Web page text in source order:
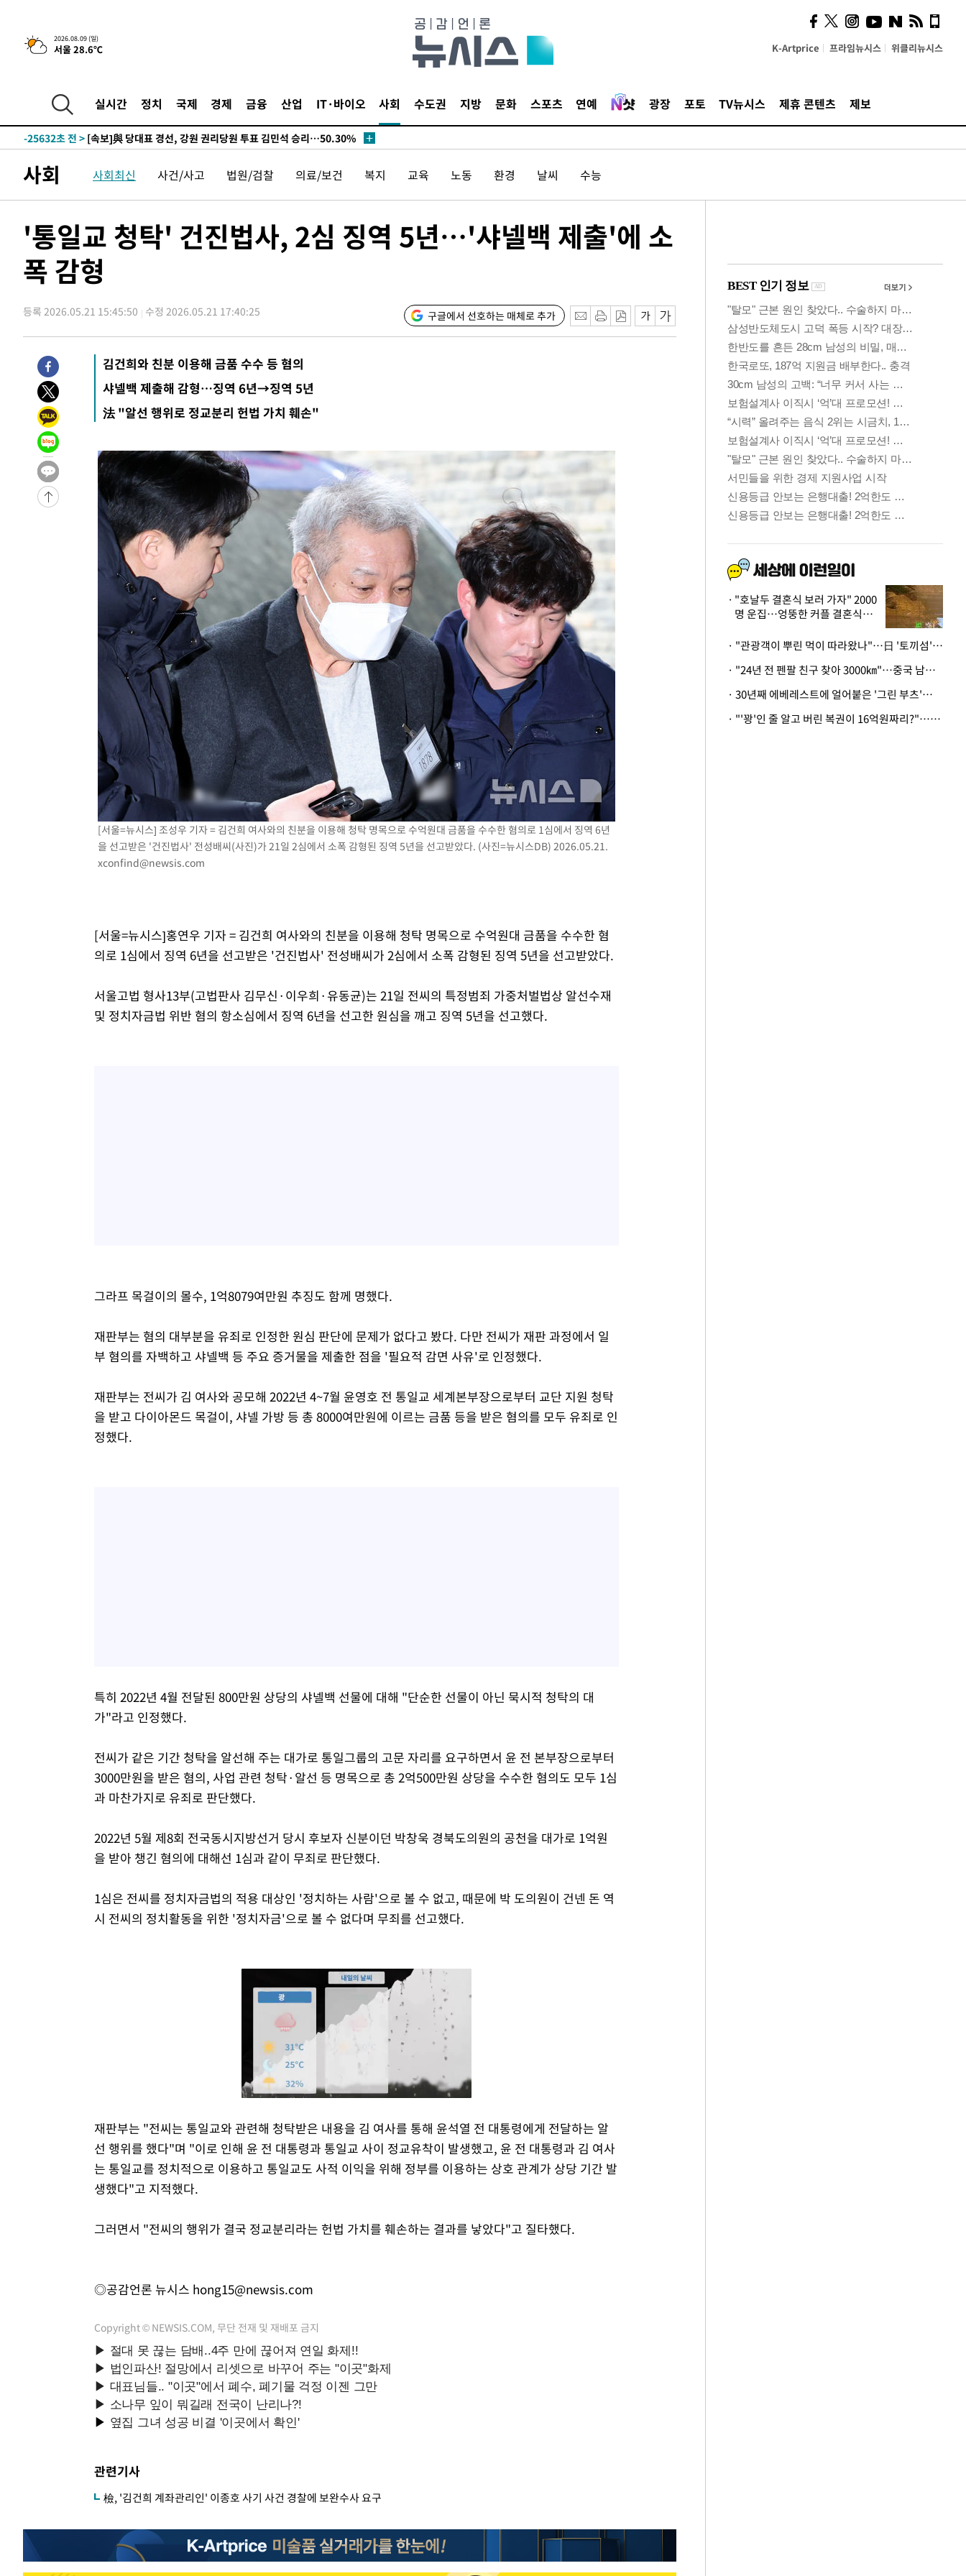
2026.08.09 (일)
서울 28.6℃ K-Artprice 프라임뉴시스 위클리뉴시스
실시간 정치 국제 경제 금융 산업 IT·바이오 사회 수도권 지방 문화 스포츠 연예 광장 포토 TV뉴시스 제휴 콘텐츠 제보
-26952초 전 >[속보]與 강원·TK 당원투표 합산 김민석 48.54%로 승리…정청래
44.40%
-26286초 전 >與 강원·TK 당원투표 합산 김민석 46.01%로 승리…정청래
-25933초 전 >
[속보]與 당대표 경선, 경북 권리당원 투표 김민석 47.37%·정청래
45.71%
-25835초 전 >
46.35%
-25632초 전 > [속보]與 당대표 경선, 강원 권리당원 투표 김민석 승리…50.30%
-16192초 전 >
[속보]장은수, KLPGA 제주삼다수 역전 우승…데뷔 10년 차에 첫
-11557초 전 >"얼마나 더웠으면"…안동 물길공원서 헤엄친 구렁이 '소동'
-10756초 전 > '2경기 연속 침묵' 손흥민, 톨루카전 68분만 뛰고 슈팅 0개
-9508초 전 > 이강인, 오늘 서울서 AT마드리드 입단식…'전례 없는 특급대우'
1시간 전 >'여긴 20도, 저긴 50도'…열화상 카메라로 본 폭염 저감시설 '온도차'
2시간 전 >튀르키예 외무장관, "메카 3국 방위협정은 이란이 목표 아냐 " 밝혀
3시간 전 >이군이 불법 군시설 건설한 레바논 남부에서 레바논군 3명 폭발로 부상
4시간 전 >
[속보]美중부 사령관, 이스라엘 긴급방문 다중화된 전선 상황 논의
-32000초 전 >
이강인 ATM 입단식에 '상암벌 들썩'…"세계적인 선수 되길"
-30996초 전 >
-28342초 전 >
AT마드리드 데뷔 앞둔 이강인, 맨시티전 선발 대신 '벤치 시작'
-26972초 전 >
44.40%
-26306초 전 >
與 강원·TK 당원투표 합산 김민석 46.01%로 승리…정청래
44.53%
-26146초 전 >
[속보]與전대 권리당원투표…강원·경북 김민석, 대구 정청래 승리
-25953초 전 >
[속보]與 당대표 경선, 경북 권리당원 투표 김민석 47.37%·정청래
[속보]與 당대표 경선, 대구 권리당원 투표 정청래 47.82%·김민석
[속보]與 당대표 경선, 강원 권리당원 투표 김민석 승리…50.30%
"일본축구협회, 대한축구협회 성 접대 의혹 심판 조사"
[속보]장은수, KLPGA 제주삼다수 역전 우승…데뷔 10년 차에 첫
"얼마나 더웠으면"…안동 물길공원서 헤엄친 구렁이 '소동'
손흥민, 68분 뛰고 2경기 침묵…LAFC, 톨루카에 1-0 승리(종합)
'2경기 연속 침묵' 손흥민, 톨루카전 68분만 뛰고 슈팅 0개
이강인, 오늘 서울서 AT마드리드 입단식…'전례 없는 특급대우'
'여긴 20도, 저긴 50도'…열화상 카메라로 본 폭염 저감시설 '온도차'
콜롬비아 신임 우파 대통령 취임 하루만에 차량폭탄 폭발 사건
튀르키예 외무장관, "메카 3국 방위협정은 이란이 목표 아냐 " 밝혀
이군이 불법 군시설 건설한 레바논 남부에서 레바논군 3명 폭발로 부상
[속보]美중부 사령관, 이스라엘 긴급방문 다중화된 전선 상황 논의
사회 사회최신 사건/사고 법원/검찰 의료/보건 복지 교육 노동 환경 날씨 수능
'통일교 청탁' 건진법사, 2심 징역 5년…'샤넬백 제출'에 소
폭 감형
등록 2026.05.21 15:45:50 수정 2026.05.21 17:40:25 구글에서 선호하는 매체로 추가
김건희와 친분 이용해 금품 수수 등 혐의
샤넬백 제출해 감형…징역 6년→징역 5년
法 "알선 행위로 정교분리 헌법 가치 훼손"
[서울=뉴시스] 조성우 기자 = 김건희 여사와의 친분을 이용해 청탁 명목으로 수억원대 금품을 수수한 혐의로 1심에서 징역 6년
을 선고받은 '건진법사' 전성배씨(사진)가 21일 2심에서 소폭 감형된 징역 5년을 선고받았다. (사진=뉴시스DB) 2026.05.21.
xconfind@newsis.com
[서울=뉴시스]홍연우 기자 = 김건희 여사와의 친분을 이용해 청탁 명목으로 수억원대 금품을 수수한 혐
의로 1심에서 징역 6년을 선고받은 '건진법사' 전성배씨가 2심에서 소폭 감형된 징역 5년을 선고받았다.
서울고법 형사13부(고법판사 김무신·이우희·유동균)는 21일 전씨의 특정범죄 가중처벌법상 알선수재
및 정치자금법 위반 혐의 항소심에서 징역 6년을 선고한 원심을 깨고 징역 5년을 선고했다.
그라프 목걸이의 몰수, 1억8079여만원 추징도 함께 명했다.
재판부는 혐의 대부분을 유죄로 인정한 원심 판단에 문제가 없다고 봤다. 다만 전씨가 재판 과정에서 일
부 혐의를 자백하고 샤넬백 등 주요 증거물을 제출한 점을 '필요적 감면 사유'로 인정했다.
재판부는 전씨가 김 여사와 공모해 2022년 4~7월 윤영호 전 통일교 세계본부장으로부터 교단 지원 청탁
을 받고 다이아몬드 목걸이, 샤넬 가방 등 총 8000여만원에 이르는 금품 등을 받은 혐의를 모두 유죄로 인
정했다.
특히 2022년 4월 전달된 800만원 상당의 샤넬백 선물에 대해 "단순한 선물이 아닌 묵시적 청탁의 대
가"라고 인정했다.
전씨가 같은 기간 청탁을 알선해 주는 대가로 통일그룹의 고문 자리를 요구하면서 윤 전 본부장으로부터
3000만원을 받은 혐의, 사업 관련 청탁·알선 등 명목으로 총 2억500만원 상당을 수수한 혐의도 모두 1심
과 마찬가지로 유죄로 판단했다.
2022년 5월 제8회 전국동시지방선거 당시 후보자 신분이던 박창욱 경북도의원의 공천을 대가로 1억원
을 받아 챙긴 혐의에 대해선 1심과 같이 무죄로 판단했다.
1심은 전씨를 정치자금법의 적용 대상인 '정치하는 사람'으로 볼 수 없고, 때문에 박 도의원이 건넨 돈 역
시 전씨의 정치활동을 위한 '정치자금'으로 볼 수 없다며 무죄를 선고했다.
Mute
재판부는 "전씨는 통일교와 관련해 청탁받은 내용을 김 여사를 통해 윤석열 전 대통령에게 전달하는 알
선 행위를 했다"며 "이로 인해 윤 전 대통령과 통일교 사이 정교유착이 발생했고, 윤 전 대통령과 김 여사
는 통일교를 정치적으로 이용하고 통일교도 사적 이익을 위해 정부를 이용하는 상호 관계가 상당 기간 발
생했다"고 지적했다.
그러면서 "전씨의 행위가 결국 정교분리라는 헌법 가치를 훼손하는 결과를 낳았다"고 질타했다.
◎공감언론 뉴시스 hong15@newsis.com
Copyright © NEWSIS.COM, 무단 전재 및 재배포 금지
관련기사
檢, '김건희 계좌관리인' 이종호 사기 사건 경찰에 보완수사 요구
사이 해답 찾았죠"…알을
깨고 나온 '초자아'
"호날두 결혼식 보러 가자" 2000
명 운집…엉뚱한 커플 결혼식에
· "관광객이 뿌린 먹이 따라왔나"…日 '토끼섬' 멧돼지, 토끼까지 사냥
· "24년 전 펜팔 친구 찾아 3000㎞"…중국 남성 사연에 '뭉클'
· 30년째 에베레스트에 얼어붙은 '그린 부츠'…드디어 가족 품으로
· "'꽝'인 줄 알고 버린 복권이 16억원짜리?"…극적으로 되찾은 사연